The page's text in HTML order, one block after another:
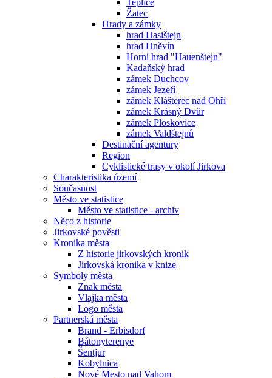
Teplice
Žatec
Hrady a zámky
hrad Hasištejn
hrad Hněvín
Horní hrad "Hauenštejn"
Kadaňský hrad
zámek Duchcov
zámek Jezeří
zámek Klášterec nad Ohří
zámek Krásný Dvůr
zámek Ploskovice
zámek Valdštejnů
Destinační agentury
Region
Cyklistické trasy v okolí Jirkova
Charakteristika území
Současnost
Město ve statistice
Město ve statistice - archiv
Něco z historie
Jirkovské pověsti
Kronika města
Z historie jirkovských kronik
Jirkovská kronika v knize
Symboly města
Znak města
Vlajka města
Logo města
Partnerská města
Brand - Erbisdorf
Bátonyterenye
Šentjur
Kobylnica
Nové Mesto nad Vahom